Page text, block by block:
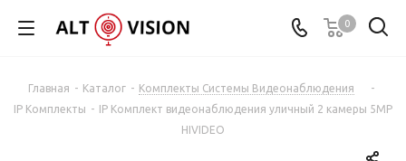
0
Главная - Каталог - Комплекты Системы Видеонаблюдения
-
IP Комплекты - IP Комплект видеонаблюдения уличный 2 камеры 5МР
HIVIDEO